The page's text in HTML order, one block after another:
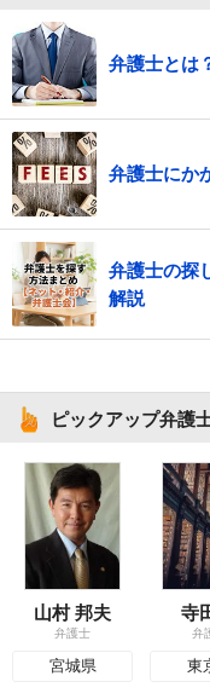
弁護士とは
弁護士にか
弁護士の探
解説
ピックアップ弁護
山村 邦夫
弁護士
宮城県
寺
弁
東